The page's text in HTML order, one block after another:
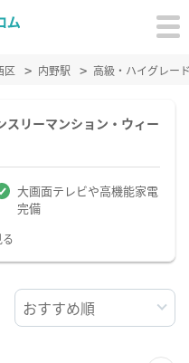
区 内野駅 高級・ハイグレー
リーマンション・ウィー
大画面テレビや高機能家電
完備